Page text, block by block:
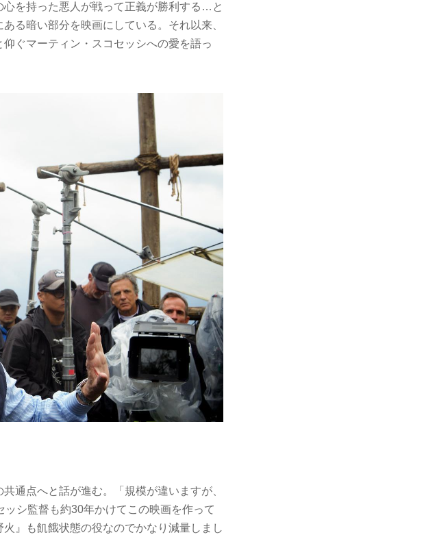
を持った悪人が戦って正義が勝利する…と
る暗い部分を映画にしている。それ以来、
ぐマーティン・スコセッシへの愛を語っ
通点へと話が進む。「規模が違いますが、
シ監督も約30年かけてこの映画を作って
』も飢餓状態の役なのでかなり減量しまし